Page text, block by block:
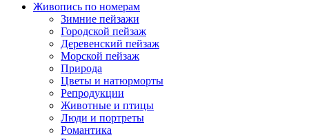
Живопись по номерам
Зимние пейзажи
Городской пейзаж
Деревенский пейзаж
Морской пейзаж
Природа
Цветы и натюрморты
Репродукции
Животные и птицы
Люди и портреты
Романтика